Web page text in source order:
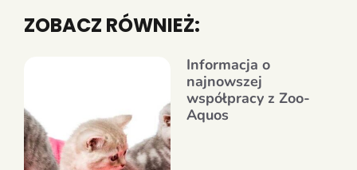
ZOBACZ RÓWNIEŻ:
Informacja o
najnowszej
współpracy z Zoo-
Aquos